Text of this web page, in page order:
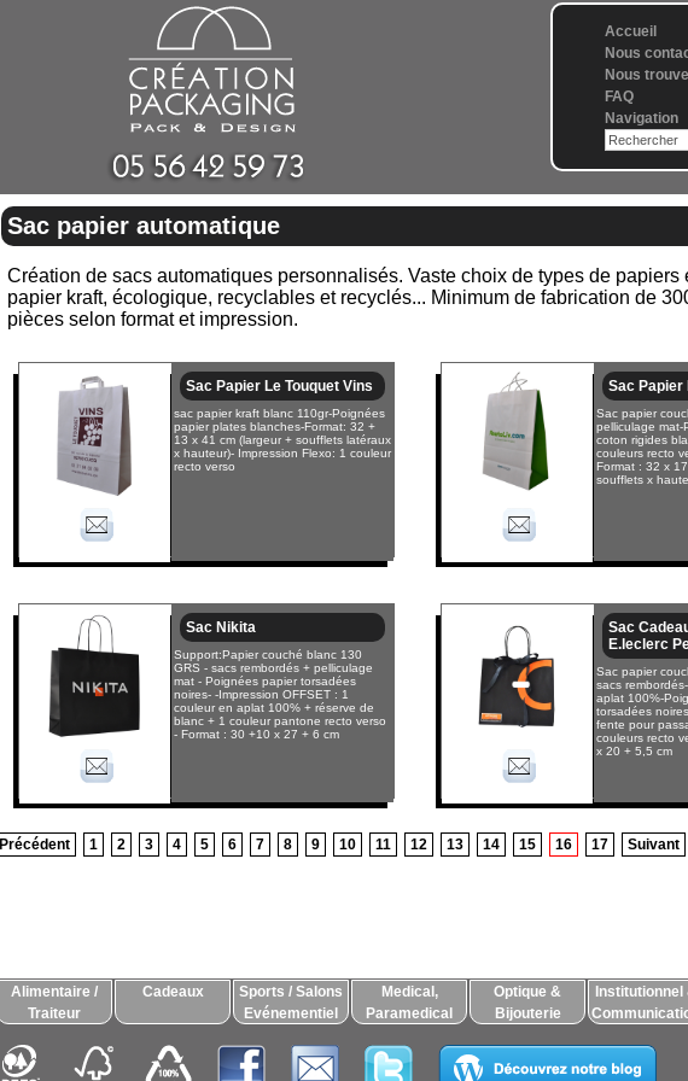
Accueil
Nous
Nous
FAQ
Navigation
Sac papier automatique
Création de sacs automatiques personnalisés. Vaste choix de types de papiers
papier kraft, écologique, recyclables et recyclés... Minimum de fabrication de
pièces selon format et impression.
Sac Papier Le Touquet Vins
sac papier kraft blanc 110gr-Poignées
papier plates blanches-Format: 32 +
13 x 41 cm (largeur + soufflets latéraux
x hauteur)- Impression Flexo: 1 couleur
recto verso
Sac Papier
Sac papier
pelliculage mat-
coton rigides
couleurs recto
Format : 32 x
soufflets x
Sac Nikita
Support:Papier couché blanc 130
GRS - sacs rembordés + pelliculage
mat - Poignées papier torsadées
noires- -Impression OFFSET : 1
couleur en aplat 100% + réserve de
blanc + 1 couleur pantone recto verso
- Format : 30 +10 x 27 + 6 cm
Sac
E.leclerc
Sac papier
sacs
aplat 100%-
torsadées
fente pour
couleurs recto
x 20 + 5,5 cm
Précédent 1 2 3 4 5 6 7 8 9 10 11 12 13 14 15 16 17 Suivant
Alimentaire /
Traiteur
Cadeaux
Sports / Salons
Evénementiel
Medical,
Paramedical
Optique &
Bijouterie
Institutionnel